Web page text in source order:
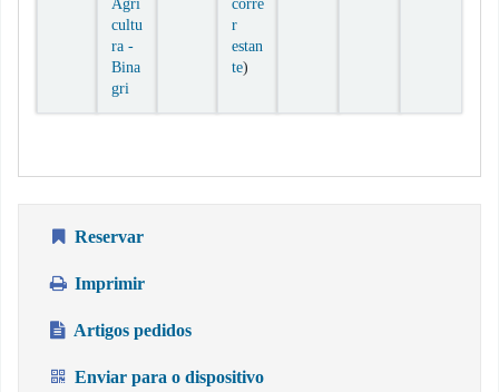
cultu
ra -
Bina
gri
r
estan
te(Abre abaixo)
)
Reservar
Imprimir
Artigos pedidos
Enviar para o dispositivo